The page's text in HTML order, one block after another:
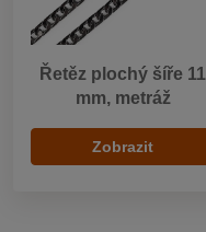
Řetěz plochý šíře 11
mm, metráž
Zobrazit